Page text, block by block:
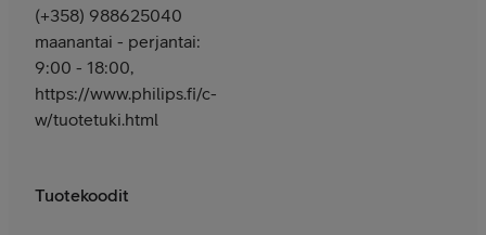
(+358) 988625040
maanantai - perjantai:
9:00 - 18:00,
https://www.philips.fi/c-
w/tuotetuki.html
Tuotekoodit